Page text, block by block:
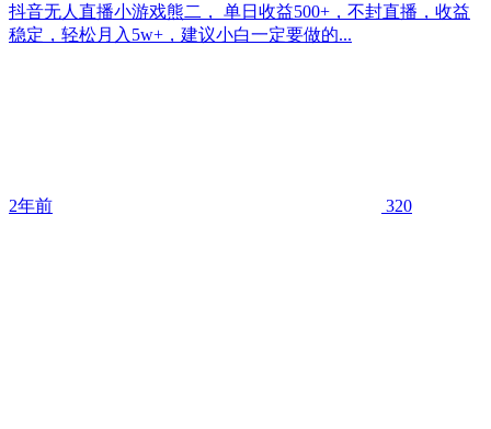
抖音无人直播小游戏熊二， 单日收益500+，不封直播，收益
稳定，轻松月入5w+，建议小白一定要做的...
2年前 320